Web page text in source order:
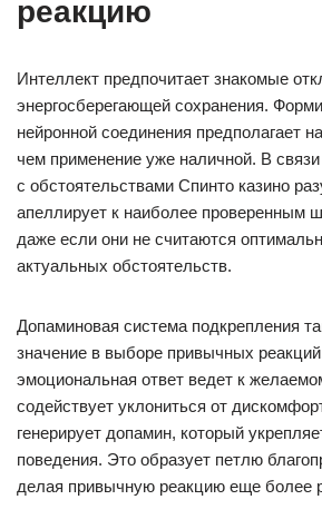
реакцию
Интеллект предпочитает знакомые
энергосберегающей сохранения.
нейронной соединения предполагает
чем применение уже наличной. В связи
с обстоятельствами Спинто казино
апеллирует к наиболее проверенным
даже если они не считаются
актуальных обстоятельств.
Допаминовая система подкрепления
значение в выборе привычных
эмоциональная ответ ведет к
содействует уклониться от
генерирует допамин, который
поведения. Это образует петлю
делая привычную реакцию еще более